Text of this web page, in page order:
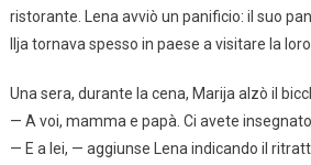
ristorante. Lena avviò un panificio: il suo
Ilja tornava spesso in paese a visitare la
Una sera, durante la cena, Marija alzò il
— A voi, mamma e papà. Ci avete
— E a lei, — aggiunse Lena indicando il